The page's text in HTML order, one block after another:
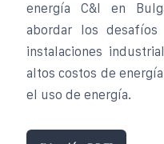
energía C&I en
abordar los
instalaciones
altos costos de
el uso de energía.